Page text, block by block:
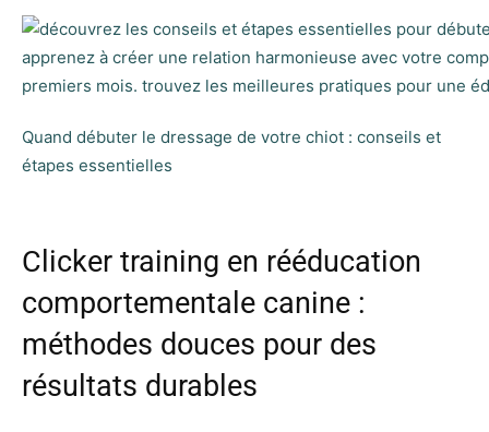
Quand débuter le dressage de votre chiot : conseils et
étapes essentielles
Clicker training en rééducation
comportementale canine :
méthodes douces pour des
résultats durables